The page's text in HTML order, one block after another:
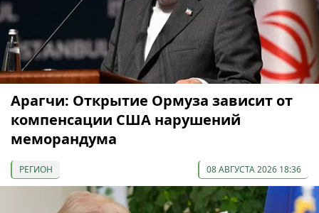
Арагчи: Открытие Ормуза зависит от
компенсации США нарушений
меморандума
РЕГИОН 08 АВГУСТА 2026 18:36